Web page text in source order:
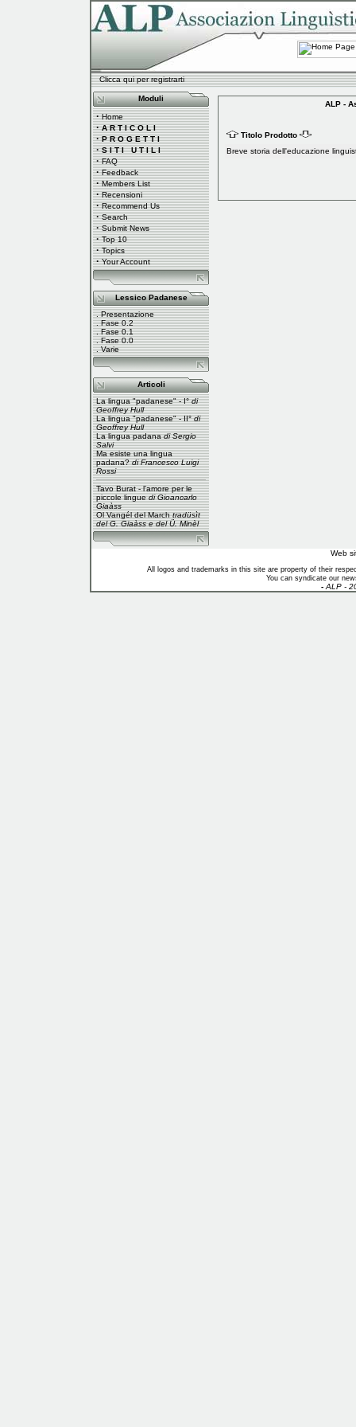
Clicca qui per registrarti
Moduli
· Home
· A R T I C O L I
· P R O G E T T I
· S I T I U T I L I
· FAQ
· Feedback
· Members List
· Recensioni
· Recommend Us
· Search
· Submit News
· Top 10
· Topics
· Your Account
Lessico Padanese
.Presentazione
.Fase 0.2
.Fase 0.1
.Fase 0.0
.Varie
Articoli
La lingua "padanese" - I° di
Geoffrey Hull
La lingua "padanese" - II° di
Geoffrey Hull
La lingua padana di Sergio
Salvi
Ma esiste una lingua
padana? di Francesco Luigi
Rossi
Tavo Burat - l'amore per le
piccole linguedi Gioancarlo
Giaàss
Ol Vangél del March tradüsìt
del G. Giaàss e del Ü. Minèl
ALP -
Titolo Prodotto
Breve storia dell'educazione
Web
All logos and trademarks in this site are property of their
You can syndicate our
- ALP -